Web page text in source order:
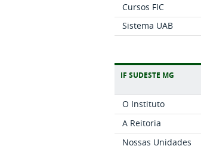
Cursos FIC
Sistema UAB
IF SUDESTE MG
O Instituto
A Reitoria
Nossas Unidades